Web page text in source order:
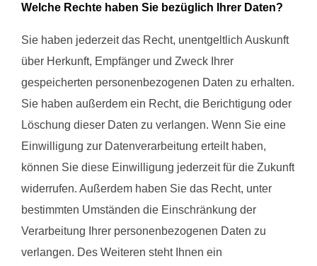
Welche Rechte haben Sie bezüglich Ihrer Daten?
Sie haben jederzeit das Recht, unentgeltlich Auskunft
über Herkunft, Empfänger und Zweck Ihrer
gespeicherten personenbezogenen Daten zu erhalten.
Sie haben außerdem ein Recht, die Berichtigung oder
Löschung dieser Daten zu verlangen. Wenn Sie eine
Einwilligung zur Datenverarbeitung erteilt haben,
können Sie diese Einwilligung jederzeit für die Zukunft
widerrufen. Außerdem haben Sie das Recht, unter
bestimmten Umständen die Einschränkung der
Verarbeitung Ihrer personenbezogenen Daten zu
verlangen. Des Weiteren steht Ihnen ein